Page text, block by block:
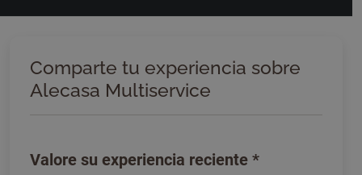
Comparte tu experiencia sobre
Alecasa Multiservice
Valore su experiencia reciente *